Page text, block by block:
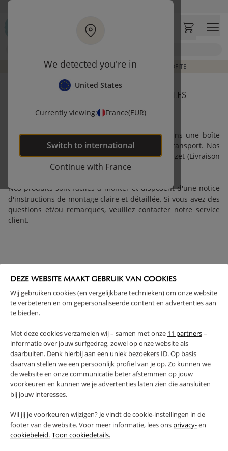
DEZE WEBSITE MAAKT GEBRUIK VAN COOKIES
Wij gebruiken cookies (en vergelijkbare technieken) om onze website
te verbeteren en om gepersonaliseerde content en advertenties aan
te bieden.
Met deze cookies verzamelen wij – samen met onze 11 partners–
informatie over jouw surfgedrag, zowel op onze website als
daarbuiten. Denk hierbij aan een uniek bezoekers ID. Op basis
daarvan stellen we een persoonlijk profiel van je op. Zo kunnen we
de website en onze communicatie beter afstemmen op jouw
voorkeuren en kunnen we je advertenties laten zien die aansluiten
bij jouw interesses.
Wil jij je voorkeuren wijzigen? Je vindt de cookie-instellingen in de
footer van de website. Voor meer informatie, lees ons privacy-en
cookiebeleid. Toon cookiedetails.
We detected you're in
United States
Currently viewing: France(EUR)
Switch to international
Continue with France
Aller au contenu principal
Avis clients
FINS DE COLLECTION À PRIX RÉDUIT | J'EN PROFITE
COMMENT SONT EMBALLÉS ET LIVRÉS LES
PRODUITS ET ACCESSOIRES ?
Nos produits sont soigneusement emballés dans une boîte
solide pour éviter les dommages pendant le transport. Nos
commandes sont livrées à domicile par DPD, Mazet (Livraison
Express) ou Relais Colis (Livraison Premium).
Nos produits sont faciles à monter et disposent d'une notice
d'instructions de montage claire et détaillée. Si vous avez des
questions et/ou remarques, veuillez contacter notre service
client.
RETOUR FAQ
NEWSLETTER
Rejoignez notre communauté pour profiter de nos offres spéciales
et ne rien rater de nos nouveautés. Inscrivez-vous et tentez de
gagner un bon d’achat de 150 € !
JE M'INSCRIS